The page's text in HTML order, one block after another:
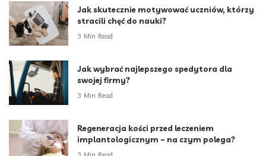
Jak skutecznie motywować uczniów, którzy
stracili chęć do nauki?
3 Min Read
Jak wybrać najlepszego spedytora dla
swojej firmy?
3 Min Read
Regeneracja kości przed leczeniem
implantologicznym – na czym polega?